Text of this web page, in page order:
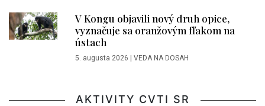
V Kongu objavili nový druh opice,
vyznačuje sa oranžovým fľakom na
ústach
5. augusta 2026 VEDA NA DOSAH
AKTIVITY CVTI SR